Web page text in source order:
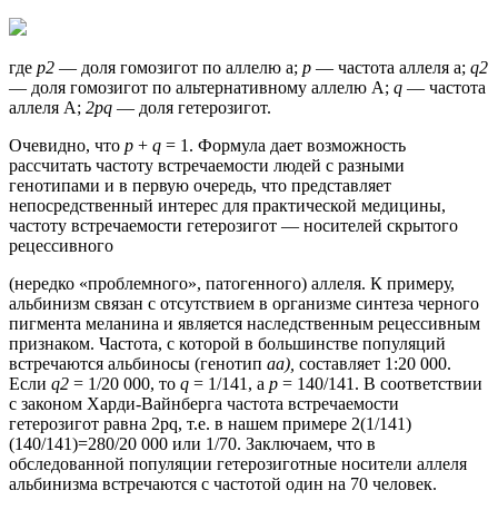
где р2 — доля гомозигот по аллелю а; р — частота аллеля а; q2
— доля гомозигот по альтернативному аллелю A; q — частота
аллеля А; 2рq — доля гетерозигот.
Очевидно, что p + q = 1. Формула дает возможность
рассчитать частоту встречаемости людей с разными
генотипами и в первую очередь, что представляет
непосредственный интерес для практической медицины,
частоту встречаемости гетерозигот — носителей скрытого
рецессивного
(нередко «проблемного», патогенного) аллеля. К примеру,
альбинизм связан с отсутствием в организме синтеза черного
пигмента меланина и является наследственным рецессивным
признаком. Частота, с которой в большинстве популяций
встречаются альбиносы (генотип аа), составляет 1:20 000.
Если q2 = 1/20 000, то q = 1/141, а р = 140/141. В соответствии
с законом Харди-Вайнберга частота встречаемости
гетерозигот равна 2pq, т.е. в нашем примере 2(1/141)
(140/141)=280/20 000 или 1/70. Заключаем, что в
обследованной популяции гетерозиготные носители аллеля
альбинизма встречаются с частотой один на 70 человек.